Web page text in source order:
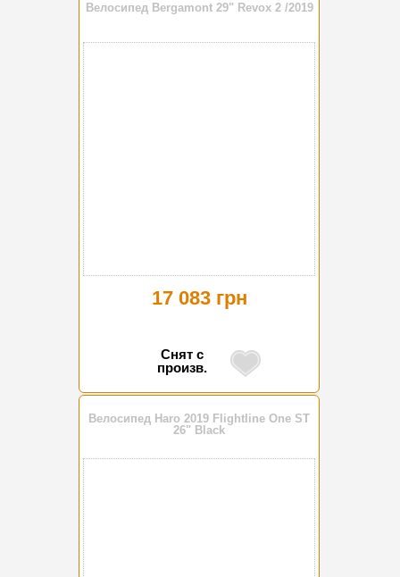
Велосипед Bergamont 29" Revox 2 /2019
17 083 грн
Снят с
произв.
Велосипед Haro 2019 Flightline One ST
26" Black